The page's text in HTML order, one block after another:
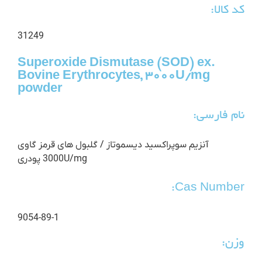
کد کالا:
31249
Superoxide Dismutase (SOD) ex.
Bovine Erythrocytes, 3000U/mg
powder
نام فارسی:
آنزیم سوپراکسید دیسموتاز / گلبول های قرمز گاوی
3000U/mg پودری
Cas Number:
9054-89-1
وزن: